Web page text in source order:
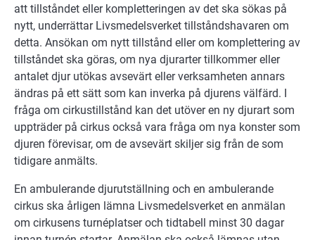
att tillståndet eller kompletteringen av det ska sökas på
nytt, underrättar Livsmedelsverket tillståndshavaren om
detta. Ansökan om nytt tillstånd eller om komplettering av
tillståndet ska göras, om nya djurarter tillkommer eller
antalet djur utökas avsevärt eller verksamheten annars
ändras på ett sätt som kan inverka på djurens välfärd. I
fråga om cirkustillstånd kan det utöver en ny djurart som
uppträder på cirkus också vara fråga om nya konster som
djuren förevisar, om de avsevärt skiljer sig från de som
tidigare anmälts.
En ambulerande djurutställning och en ambulerande
cirkus ska årligen lämna Livsmedelsverket en anmälan
om cirkusens turnéplatser och tidtabell minst 30 dagar